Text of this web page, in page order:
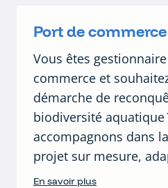
Port de commerce
Vous êtes
commerce et
démarche de
biodiversité aquatique
accompagnons dans
projet sur mesure,
En savoir plus